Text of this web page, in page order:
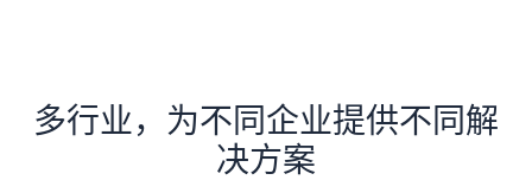
多行业，为不同企业提供不同解
决方案